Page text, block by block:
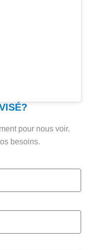
pour nous voir.
besoins.